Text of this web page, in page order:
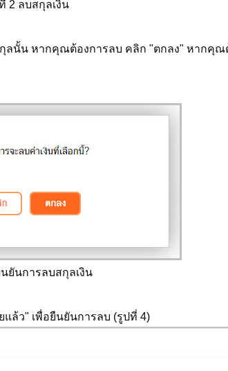
2 ลบสกุลเงิน
นั้น หากคุณต้องการลบ คลิก "ตกลง" หากคุณ
ยันการลบสกุลเงิน
ล้ว" เพื่อยืนยันการลบ (รูปที่ 4)